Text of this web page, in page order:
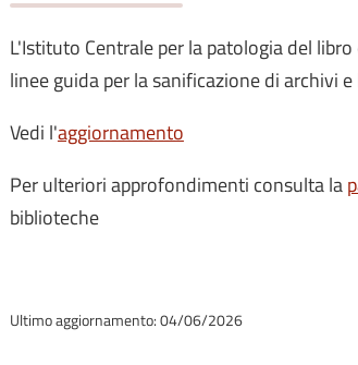
L'Istituto Centrale per la patologia del
linee guida per la sanificazione di archivi
Vedi l'aggiornamento
Per ulteriori approfondimenti consulta la
biblioteche
Ultimo aggiornamento: 04/06/2026